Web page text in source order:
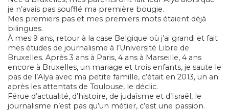
je n’avais pas soufflé ma première bougie.
Mes premiers pas et mes premiers mots étaient déjà
bilingues.
À mes 9 ans, retour à la case Belgique où j’ai grandi et fait
mes études de journalisme à l’Université Libre de
Bruxelles. Après 3 ans à Paris, 4 ans à Marseille, 4 ans
encore à Bruxelles, un mariage et trois enfants, je saute le
pas de l’Alya avec ma petite famille, c’était en 2013, un an
après les attentats de Toulouse, le déclic.
Férue d’actualité, d’histoire, de judaïsme et d’Israël, le
journalisme n’est pas qu’un métier, c’est une passion.